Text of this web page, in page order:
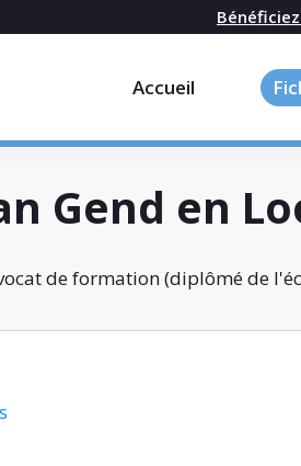
Accueil
Gend en
de formation (diplômé de